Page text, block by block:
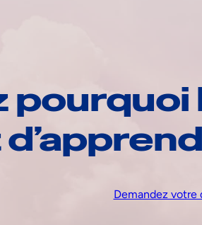
Demandez votre